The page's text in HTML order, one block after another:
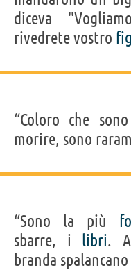
diceva
rivedrete vostro
“Coloro che
morire, sono
“Sono la più
sbarre, i libri.
branda